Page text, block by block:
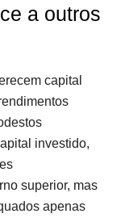
a outros
capital
investido,
superior, mas
apenas